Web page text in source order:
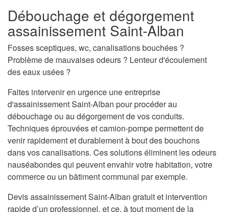
Débouchage et dégorgement
assainissement Saint-Alban
Fosses sceptiques, wc, canalisations bouchées ?
Problème de mauvaises odeurs ? Lenteur d'écoulement
des eaux usées ?
Faites intervenir en urgence une entreprise
d'assainissement Saint-Alban pour procéder au
débouchage ou au dégorgement de vos conduits.
Techniques éprouvées et camion-pompe permettent de
venir rapidement et durablement à bout des bouchons
dans vos canalisations. Ces solutions éliminent les odeurs
nauséabondes qui peuvent envahir votre habitation, votre
commerce ou un bâtiment communal par exemple.
Devis assainissement Saint-Alban gratuit et intervention
rapide d’un professionnel, et ce, à tout moment de la